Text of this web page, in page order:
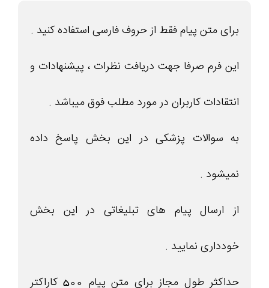
برای متن پیام فقط از حروف فارسی استفاده کنید .
این فرم صرفا جهت دریافت نظرات ، پیشنهادات و
انتقادات کاربران در مورد مطلب فوق میباشد .
به سوالات پزشکی در این بخش پاسخ داده
نمیشود .
از ارسال پیام های تبلیغاتی در این بخش
خودداری نمایید .
حداکثر طول مجاز برای متن پیام 500 کاراکتر